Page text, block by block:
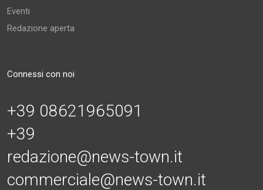
Eventi
Redazione aperta
Connessi con noi
+39 08621965091
+39
redazione@news-town.it
commerciale@news-town.it